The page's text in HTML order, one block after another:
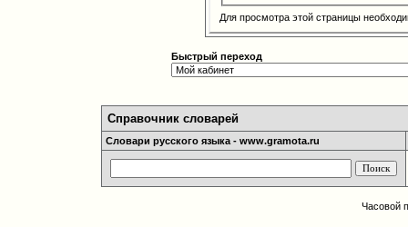
Для просмотра этой страницы
Быстрый переход
Справочник словарей
Словари русского языка - www.gramota.ru
Часовой